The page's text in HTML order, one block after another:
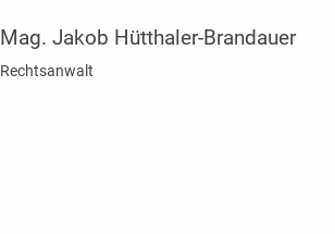
Mag. Jakob Hütthaler-Brandauer
Rechtsanwalt